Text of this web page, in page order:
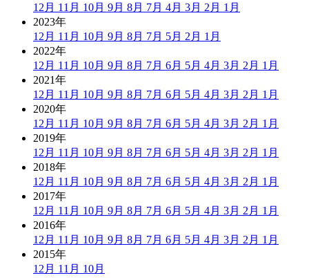
12月 11月 10月 9月 8月 7月 4月 3月 2月 1月
2023年
12月 11月 10月 9月 8月 7月 5月 2月 1月
2022年
12月 11月 10月 9月 8月 7月 6月 5月 4月 3月 2月 1月
2021年
12月 11月 10月 9月 8月 7月 6月 5月 4月 3月 2月 1月
2020年
12月 11月 10月 9月 8月 7月 6月 5月 4月 3月 2月 1月
2019年
12月 11月 10月 9月 8月 7月 6月 5月 4月 3月 2月 1月
2018年
12月 11月 10月 9月 8月 7月 6月 5月 4月 3月 2月 1月
2017年
12月 11月 10月 9月 8月 7月 6月 5月 4月 3月 2月 1月
2016年
12月 11月 10月 9月 8月 7月 6月 5月 4月 3月 2月 1月
2015年
12月 11月 10月